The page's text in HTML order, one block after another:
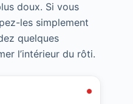
doux. Si vous
les simplement
quelques
l’intérieur du rôti.